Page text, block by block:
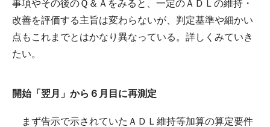
事項やその後のＱ＆Ａをみると、一定のＡＤＬの維持・
改善を評価する主旨は変わらないが、判定基準や細かい
点もこれまでとはかなり異なっている。詳しくみていき
たい。
開始「翌月」から６月目に再測定
まず告示で示されていたＡＤＬ維持等加算の算定要件